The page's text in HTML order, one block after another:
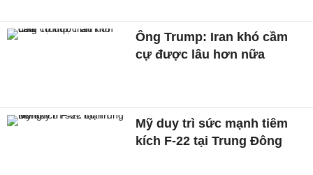
Ông Trump: Iran khó cầm
cự được lâu hơn nữa
Mỹ duy trì sức mạnh tiêm
kích F-22 tại Trung Đông